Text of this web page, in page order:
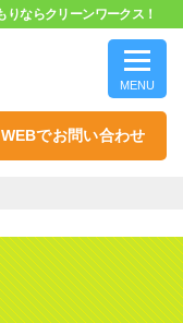
ならクリーンワークス！
MENU
WEBでお問い合わせ